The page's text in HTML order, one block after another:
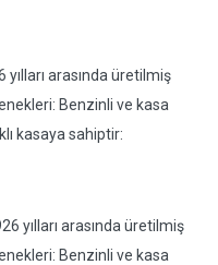
arasında üretilmiş
Benzinli ve kasa
kasaya sahiptir:
yılları arasında üretilmiş
Benzinli ve kasa